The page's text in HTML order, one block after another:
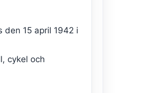
den 15 april 1942 i
cykel och